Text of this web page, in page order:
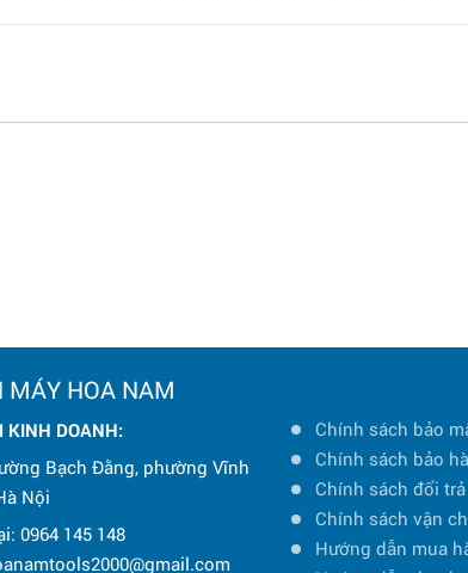
MÁY HOA NAM
KINH DOANH:
Bạch Đằng, phường Vĩnh
Nội
0964 145 148
Chính sách bảo
Chính sách bảo
Chính sách đổi
Chính sách vận
Hướng dẫn mua